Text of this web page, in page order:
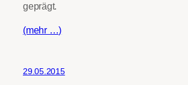
geprägt.
(mehr …)
29.05.2015